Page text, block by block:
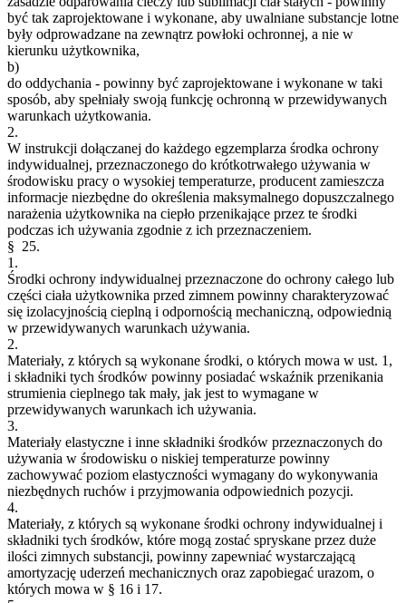
być tak zaprojektowane i wykonane, aby uwalniane substancje lotne
były odprowadzane na zewnątrz powłoki ochronnej, a nie w
kierunku użytkownika,
b)
do oddychania - powinny być zaprojektowane i wykonane w taki
sposób, aby spełniały swoją funkcję ochronną w przewidywanych
warunkach użytkowania.
2.
W instrukcji dołączanej do każdego egzemplarza środka ochrony
indywidualnej, przeznaczonego do krótkotrwałego używania w
środowisku pracy o wysokiej temperaturze, producent zamieszcza
informacje niezbędne do określenia maksymalnego dopuszczalnego
narażenia użytkownika na ciepło przenikające przez te środki
podczas ich używania zgodnie z ich przeznaczeniem.
§ 25.
1.
Środki ochrony indywidualnej przeznaczone do ochrony całego lub
części ciała użytkownika przed zimnem powinny charakteryzować
się izolacyjnością cieplną i odpornością mechaniczną, odpowiednią
w przewidywanych warunkach używania.
2.
Materiały, z których są wykonane środki, o których mowa w ust. 1,
i składniki tych środków powinny posiadać wskaźnik przenikania
strumienia cieplnego tak mały, jak jest to wymagane w
przewidywanych warunkach ich używania.
3.
Materiały elastyczne i inne składniki środków przeznaczonych do
używania w środowisku o niskiej temperaturze powinny
zachowywać poziom elastyczności wymagany do wykonywania
niezbędnych ruchów i przyjmowania odpowiednich pozycji.
4.
Materiały, z których są wykonane środki ochrony indywidualnej i
składniki tych środków, które mogą zostać spryskane przez duże
ilości zimnych substancji, powinny zapewniać wystarczającą
amortyzację uderzeń mechanicznych oraz zapobiegać urazom, o
których mowa w § 16 i 17.